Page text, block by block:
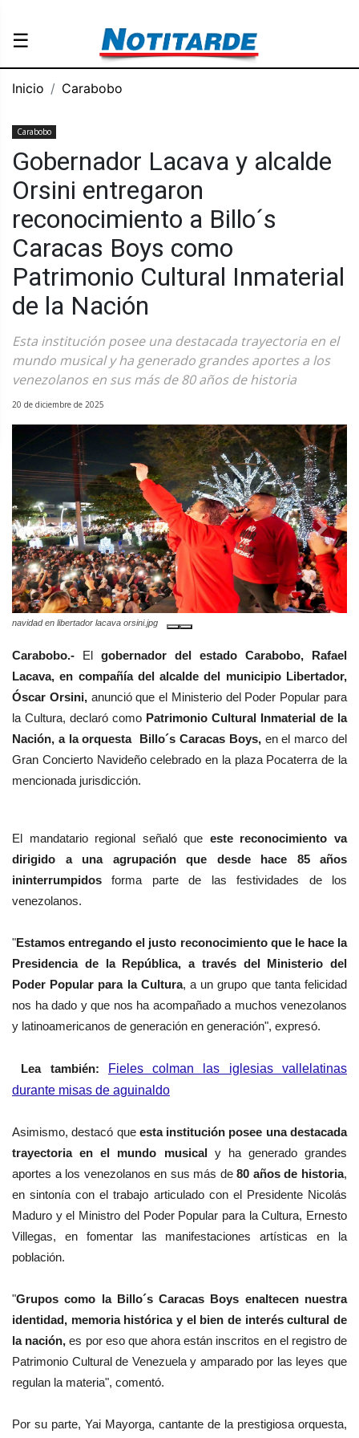
☰
Inicio Carabobo
Carabobo
Gobernador Lacava y alcalde
Orsini entregaron
reconocimiento a Billo´s
Caracas Boys como
Patrimonio Cultural Inmaterial
de la Nación
Esta institución posee una destacada trayectoria en el
mundo musical y ha generado grandes aportes a los
venezolanos en sus más de 80 años de historia
20 de diciembre de 2025
orsini.jpg
Previous Next
Carabobo.- El gobernador del estado Carabobo, Rafael
Lacava, en compañía del alcalde del municipio Libertador,
Óscar Orsini,anunció que el Ministerio del Poder Popular para
la Cultura, declaró como Patrimonio Cultural Inmaterial de la
Nación, a la orquesta Billo´s Caracas Boys,en el marco del
Gran Concierto Navideño celebrado en la plaza Pocaterra de la
mencionada jurisdicción.
El mandatario regional señaló que este reconocimiento va
dirigido a una agrupación que desde hace 85 años
ininterrumpidos forma parte de las festividades de los
venezolanos.
"Estamos entregando el justo reconocimiento que le hace la
Presidencia de la República, a través del Ministerio del
Poder Popular para la Cultura, a un grupo que tanta felicidad
nos ha dado y que nos ha acompañado a muchos venezolanos
y latinoamericanos de generación en generación", expresó.
Lea también:
Fieles colman las iglesias vallelatinas
durante misas de aguinaldo
Asimismo, destacó que esta institución posee una destacada
trayectoria en el mundo musicaly ha generado grandes
aportes a los venezolanos en sus más de80 años de historia,
en sintonía con el trabajo articulado con el Presidente Nicolás
Maduro y el Ministro del Poder Popular para la Cultura, Ernesto
Villegas, en fomentar las manifestaciones artísticas en la
población.
"Grupos como la Billo´s Caracas Boys enaltecen nuestra
identidad, memoria histórica y el bien de interés cultural de
la nación, es por eso que ahora están inscritos en el registro de
Patrimonio Cultural de Venezuela y amparado por las leyes que
regulan la materia", comentó.
Por su parte, Yai Mayorga, cantante de la prestigiosa orquesta,